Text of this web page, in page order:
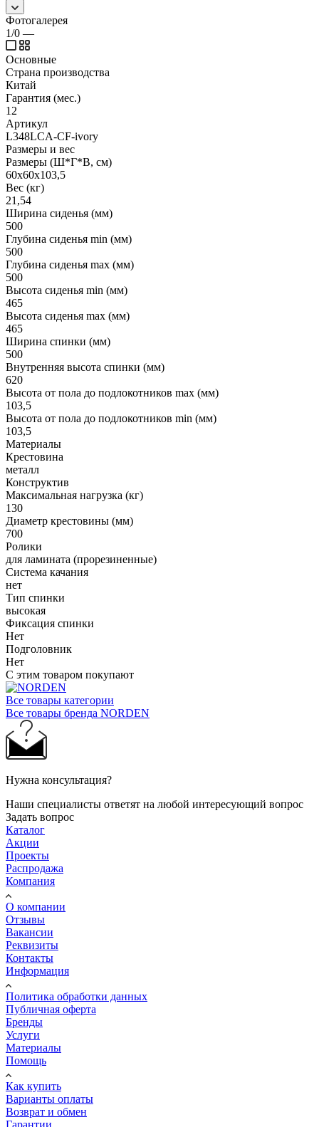
Фотогалерея
1/0 —
Основные
Страна производства
Китай
Гарантия (мес.)
12
Артикул
L348LCA-CF-ivory
Размеры и вес
Размеры (Ш*Г*В, см)
60х60х103,5
Вес (кг)
21,54
Ширина сиденья (мм)
500
Глубина сиденья min (мм)
500
Глубина сиденья max (мм)
500
Высота сиденья min (мм)
465
Высота сиденья max (мм)
465
Ширина спинки (мм)
500
Внутренняя высота спинки (мм)
620
Высота от пола до подлокотников max (мм)
103,5
Высота от пола до подлокотников min (мм)
103,5
Материалы
Крестовина
металл
Конструктив
Максимальная нагрузка (кг)
130
Диаметр крестовины (мм)
700
Ролики
для ламината (прорезиненные)
Система качания
нет
Тип спинки
высокая
Фиксация спинки
Нет
Подголовник
Нет
С этим товаром покупают
Все товары категории
Все товары бренда NORDEN
Нужна консультация?
Наши специалисты ответят на любой интересующий вопрос
Задать вопрос
Каталог
Акции
Проекты
Распродажа
Компания
О компании
Отзывы
Вакансии
Реквизиты
Контакты
Информация
Политика обработки данных
Публичная оферта
Бренды
Услуги
Материалы
Помощь
Как купить
Варианты оплаты
Возврат и обмен
Гарантии